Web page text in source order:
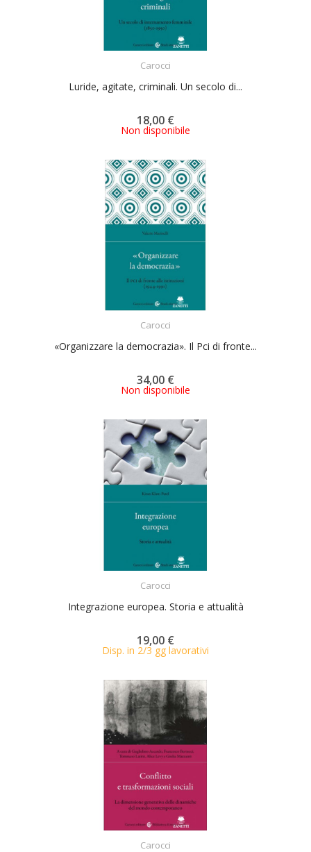
Carocci
Luride, agitate, criminali. Un secolo di...
18,00 €
Non disponibile
Carocci
«Organizzare la democrazia». Il Pci di fronte...
34,00 €
Non disponibile
Carocci
Integrazione europea. Storia e attualità
19,00 €
Disp. in 2/3 gg lavorativi
Carocci